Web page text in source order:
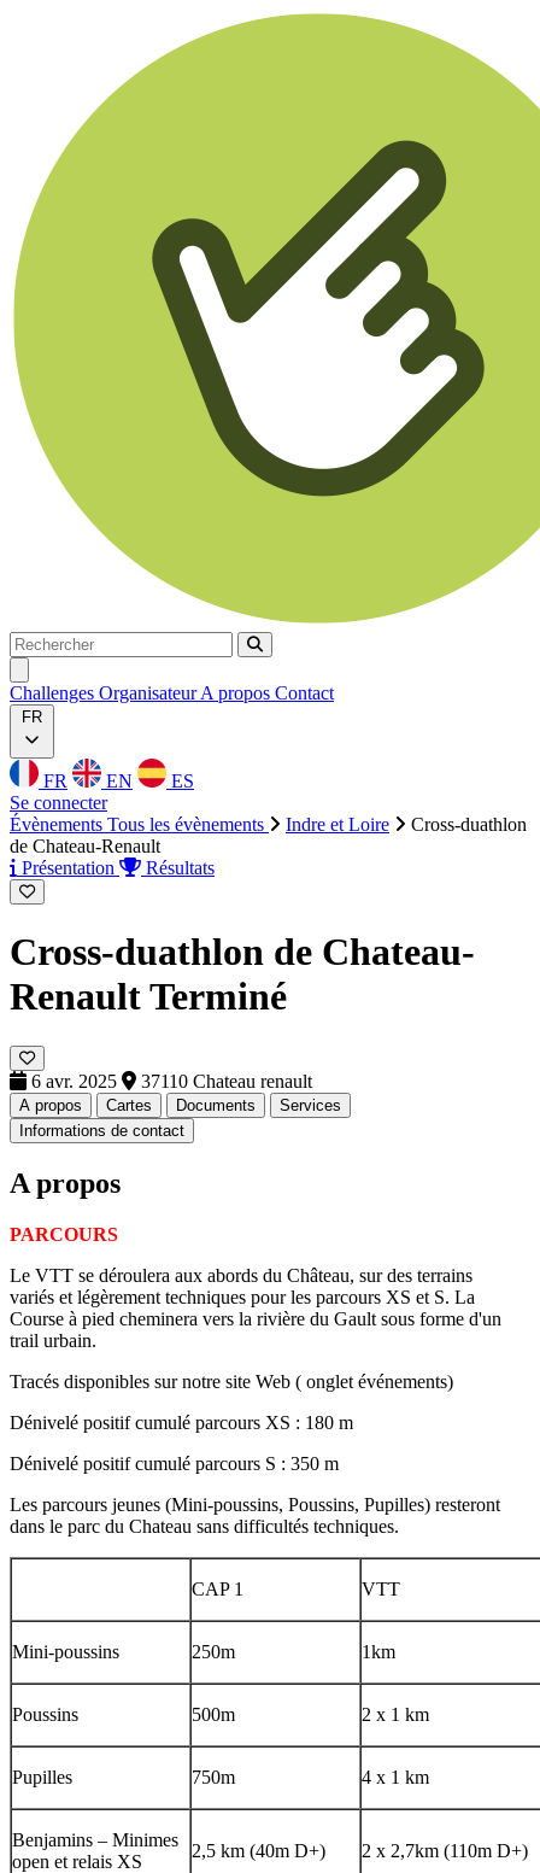
Rechercher
Rechercher
Challenges OrganisateurA propos Contact
FR
FR EN
ES
Se connecter
Évènements Tous les évènements Indre et Loire
Cross-duathlon
de Chateau-Renault
Présentation
Résultats
Cross-duathlon de Chateau-
RenaultTerminé
6 avr. 2025 37110 Chateau renault
A propos Cartes Documents
Services
Informations de contact
A propos
PARCOURS
Le VTT se déroulera aux abords du Château, sur des terrains
variés et légèrement techniques pour les parcours XS et S. La
Course à pied cheminera vers la rivière du Gault sous forme d'un
trail urbain.
Tracés disponibles sur notre site Web ( onglet événements)
Dénivelé positif cumulé parcours XS : 180 m
Dénivelé positif cumulé parcours S : 350 m
Les parcours jeunes (Mini-poussins, Poussins, Pupilles) resteront
dans le parc du Chateau sans difficultés techniques.
CAP 1 VTT
Mini-poussins 250m 1km
Poussins 500m 2 x 1 km
Pupilles 750m 4 x 1 km
Benjamins – Minimes
open et relais XS
2,5 km (40m D+) 2 x 2,7km (110m D+)